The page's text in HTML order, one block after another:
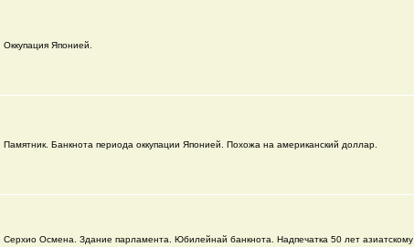
Оккупация Японией.
Памятник. Банкнота периода оккупации Японией. Похожа на американский доллар.
Серхио Осмена. Здание парламента. Юбилейнай банкнота. Надпечатка 50 лет азиатскому